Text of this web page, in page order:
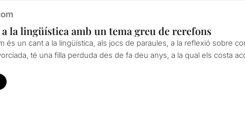
la lingüística amb un tema greu de rerefons
és un cant a la lingüística, als jocs de paraules, a la reflexió sobre
té una filla perduda des de fa deu anys, a la qual els costa